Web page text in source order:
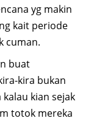
yg makin
kait periode
cuman.
buat
kira bukan
kian sejak
totok mereka